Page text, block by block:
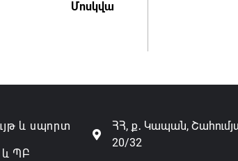
Մոսկվա
և սպորտ
և ՊԲ
ՀՀ, ք․ Կապան,
20/32